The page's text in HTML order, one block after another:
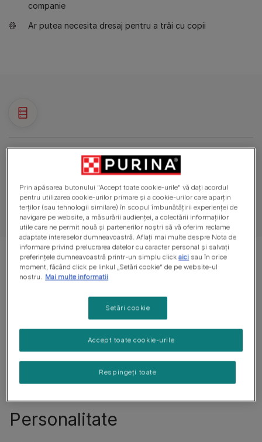
companie
Ar putea necesita dresaj pentru a trăi cu copii
Evaluări
Personalitate
Prin apăsarea butonului "Accept toate cookie-urile" vă dați acordul
pentru utilizarea cookie-urilor primare și a cookie-urilor care aparțin
terților (sau tehnologii similare) în scopul îmbunătățirii experienței de
navigare pe website, a măsurării audienței, a colectării informațiilor
utile care ne permit nouă și partenerilor noștri să vă oferim reclame
adaptate intereselor dumneavoastră. Aflați mai multe despre Nota de
informare privind prelucrarea datelor cu caracter personal și salvați
preferințele dumneavoastră printr-un simplu clickaici sau în orice
moment, făcând click pe linkul „Setări cookie” de pe website-ul
nostru. Mai multe informatii
Setări cookie
Respingeți toate
Accept toate cookie-urile